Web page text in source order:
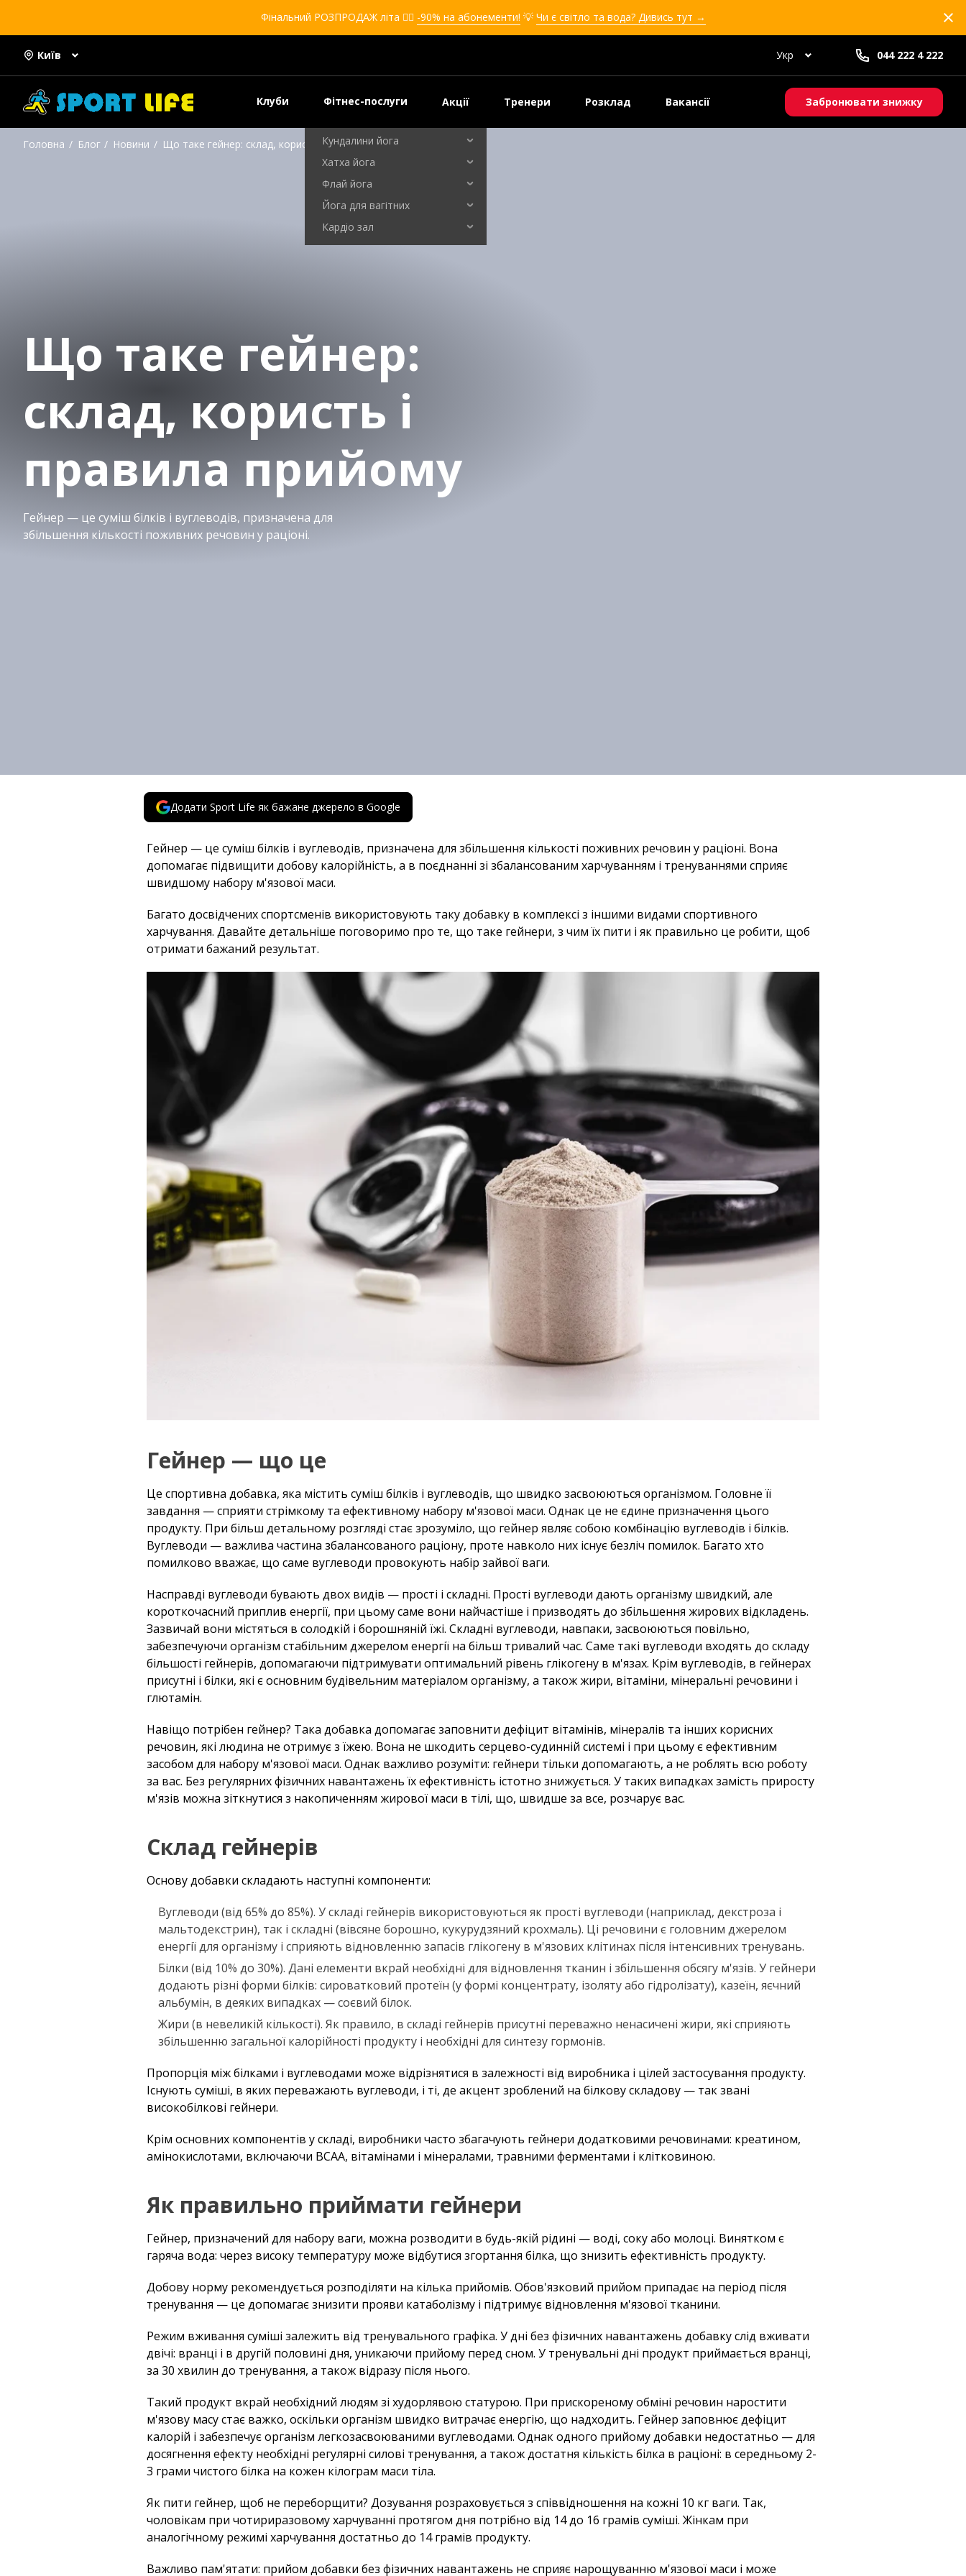
Фінальний РОЗПРОДАЖ літа ❤️‍🔥 -90% на абонементи! 💡 Чи є світло та вода? Дивись тут →
Київ Укр 044 222 4 222
Клуби Фітнес-послуги
Кікбоксинг для дівчат
Кікбоксинг для дітей
Самооборона для дівчат
Самооборона для дітей
Кундалини йога
Хатха йога
Флай йога
Йога для вагітних
Кардіо зал
Акції Тренери Розклад Вакансії Забронювати знижку
Головна Блог Новини Що таке гейнер: склад, користь і правила прийому
Що таке гейнер:
склад, користь і
правила прийому
Гейнер — це суміш білків і вуглеводів, призначена для
збільшення кількості поживних речовин у раціоні.
Додати Sport Life як бажане джерело в Google
Гейнер — це суміш білків і вуглеводів, призначена для збільшення кількості поживних речовин у раціоні. Вона
допомагає підвищити добову калорійність, а в поєднанні зі збалансованим харчуванням і тренуваннями сприяє
швидшому набору м'язової маси.
Багато досвідчених спортсменів використовують таку добавку в комплексі з іншими видами спортивного
харчування. Давайте детальніше поговоримо про те, що таке гейнери, з чим їх пити і як правильно це робити, щоб
отримати бажаний результат.
Гейнер — що це
Це спортивна добавка, яка містить суміш білків і вуглеводів, що швидко засвоюються організмом. Головне її
завдання — сприяти стрімкому та ефективному набору м'язової маси. Однак це не єдине призначення цього
продукту. При більш детальному розгляді стає зрозуміло, що гейнер являє собою комбінацію вуглеводів і білків.
Вуглеводи — важлива частина збалансованого раціону, проте навколо них існує безліч помилок. Багато хто
помилково вважає, що саме вуглеводи провокують набір зайвої ваги.
Насправді вуглеводи бувають двох видів — прості і складні. Прості вуглеводи дають організму швидкий, але
короткочасний приплив енергії, при цьому саме вони найчастіше і призводять до збільшення жирових відкладень.
Зазвичай вони містяться в солодкій і борошняній їжі. Складні вуглеводи, навпаки, засвоюються повільно,
забезпечуючи організм стабільним джерелом енергії на більш тривалий час. Саме такі вуглеводи входять до складу
більшості гейнерів, допомагаючи підтримувати оптимальний рівень глікогену в м'язах. Крім вуглеводів, в гейнерах
присутні і білки, які є основним будівельним матеріалом організму, а також жири, вітаміни, мінеральні речовини і
глютамін.
Навіщо потрібен гейнер? Така добавка допомагає заповнити дефіцит вітамінів, мінералів та інших корисних
речовин, які людина не отримує з їжею. Вона не шкодить серцево-судинній системі і при цьому є ефективним
засобом для набору м'язової маси. Однак важливо розуміти: гейнери тільки допомагають, а не роблять всю роботу
за вас. Без регулярних фізичних навантажень їх ефективність істотно знижується. У таких випадках замість приросту
м'язів можна зіткнутися з накопиченням жирової маси в тілі, що, швидше за все, розчарує вас.
Склад гейнерів
Основу добавки складають наступні компоненти:
Вуглеводи (від 65% до 85%). У складі гейнерів використовуються як прості вуглеводи (наприклад, декстроза і
мальтодекстрин), так і складні (вівсяне борошно, кукурудзяний крохмаль). Ці речовини є головним джерелом
енергії для організму і сприяють відновленню запасів глікогену в м'язових клітинах після інтенсивних тренувань.
Білки (від 10% до 30%). Дані елементи вкрай необхідні для відновлення тканин і збільшення обсягу м'язів. У гейнери
додають різні форми білків: сироватковий протеїн (у формі концентрату, ізоляту або гідролізату), казеїн, яєчний
альбумін, в деяких випадках — соєвий білок.
Жири (в невеликій кількості). Як правило, в складі гейнерів присутні переважно ненасичені жири, які сприяють
збільшенню загальної калорійності продукту і необхідні для синтезу гормонів.
Пропорція між білками і вуглеводами може відрізнятися в залежності від виробника і цілей застосування продукту.
Існують суміші, в яких переважають вуглеводи, і ті, де акцент зроблений на білкову складову — так звані
високобілкові гейнери.
Крім основних компонентів у складі, виробники часто збагачують гейнери додатковими речовинами: креатином,
амінокислотами, включаючи BCAA, вітамінами і мінералами, травними ферментами і клітковиною.
Як правильно приймати гейнери
Гейнер, призначений для набору ваги, можна розводити в будь-якій рідині — воді, соку або молоці. Винятком є
гаряча вода: через високу температуру може відбутися згортання білка, що знизить ефективність продукту.
Добову норму рекомендується розподіляти на кілька прийомів. Обов'язковий прийом припадає на період після
тренування — це допомагає знизити прояви катаболізму і підтримує відновлення м'язової тканини.
Режим вживання суміші залежить від тренувального графіка. У дні без фізичних навантажень добавку слід вживати
двічі: вранці і в другій половині дня, уникаючи прийому перед сном. У тренувальні дні продукт приймається вранці,
за 30 хвилин до тренування, а також відразу після нього.
Такий продукт вкрай необхідний людям зі худорлявою статурою. При прискореному обміні речовин наростити
м'язову масу стає важко, оскільки організм швидко витрачає енергію, що надходить. Гейнер заповнює дефіцит
калорій і забезпечує організм легкозасвоюваними вуглеводами. Однак одного прийому добавки недостатньо — для
досягнення ефекту необхідні регулярні силові тренування, а також достатня кількість білка в раціоні: в середньому 2-
3 грами чистого білка на кожен кілограм маси тіла.
Як пити гейнер, щоб не переборщити? Дозування розраховується з співвідношення на кожні 10 кг ваги. Так,
чоловікам при чотириразовому харчуванні протягом дня потрібно від 14 до 16 грамів суміші. Жінкам при
аналогічному режимі харчування достатньо до 14 грамів продукту.
Важливо пам'ятати: прийом добавки без фізичних навантажень не сприяє нарощуванню м'язової маси і може